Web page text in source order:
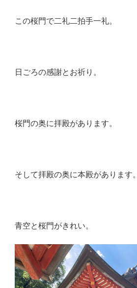
この桜門で二礼二拍手一礼。
日ごろの感謝とお祈り。
桜門の奥に拝殿があります。
そして拝殿の奥に本殿があります。
青空と桜門がきれい。